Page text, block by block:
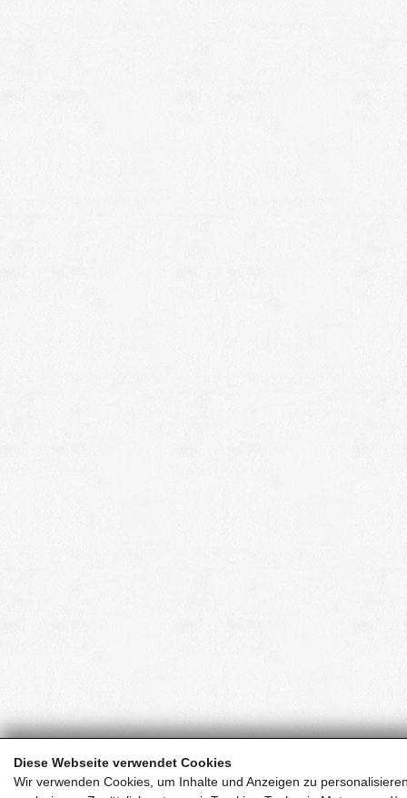
Diese Webseite verwendet Cookies
Wir verwenden Cookies, um Inhalte und Anzeigen zu